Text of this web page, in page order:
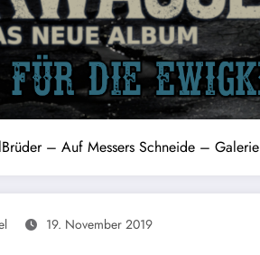
– Auf Messers Schneide – Galerie
19. November 2019